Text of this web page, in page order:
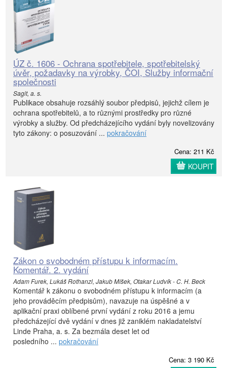
ÚZ č. 1606 - Ochrana spotřebitele, spotřebitelský
úvěr, požadavky na výrobky, ČOI, Služby informační
společnosti
Sagit, a. s.
Publikace obsahuje rozsáhlý soubor předpisů, jejichž cílem je
ochrana spotřebitelů, a to různými prostředky pro různé
výrobky a služby. Od předcházejícího vydání byly novelizovány
tyto zákony: o posuzování ... pokračování
Cena: 211 Kč
KOUPIT
Zákon o svobodném přístupu k informacím.
Komentář. 2. vydání
Adam Furek, Lukáš Rothanzl, Jakub Míšek, Otakar Ludvík - C. H. Beck
Komentář k zákonu o svobodném přístupu k informacím (a
jeho prováděcím předpisům), navazuje na úspěšné a v
aplikační praxi oblíbené první vydání z roku 2016 a jemu
předcházející dvě vydání v dnes již zaniklém nakladatelství
Linde Praha, a. s. Za bezmála deset let od
posledního ... pokračování
Cena: 3 190 Kč